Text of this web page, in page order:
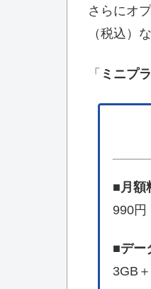
さらにオ
（税込）
「 ミニプ
■月額
990円
■デー
3GB